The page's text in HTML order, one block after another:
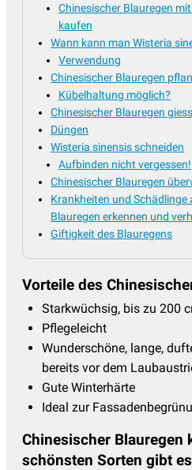
Chinesischer Blauregen
kaufen
Wann kann man Wisteria
Verwendung
Chinesischer Blauregen
Kübelhaltung möglich?
Chinesischer Blauregen
Düngen
Wisteria sinensis schneiden
Aufbinden nicht vergessen!
Chinesischer Blauregen
Krankheiten und Schädlinge
Blauregen erkennen und
Giftigkeit des Blauregens
Vorteile des
Starkwüchsig, bis zu 200
Pflegeleicht
Wunderschöne, lange,
bereits vor dem
Gute Winterhärte
Ideal zur
Chinesischer Blauregen
schönsten Sorten gibt